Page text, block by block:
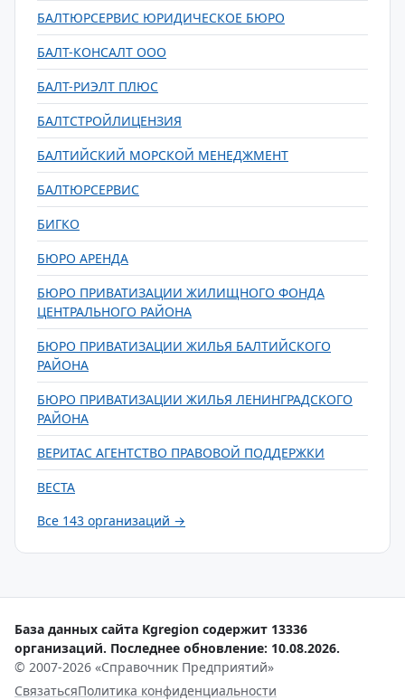
БАЛТЮРСЕРВИС ЮРИДИЧЕСКОЕ БЮРО
БАЛТ-КОНСАЛТ ООО
БАЛТ-РИЭЛТ ПЛЮС
БАЛТСТРОЙЛИЦЕНЗИЯ
БАЛТИЙСКИЙ МОРСКОЙ МЕНЕДЖМЕНТ
БАЛТЮРСЕРВИС
БИГКО
БЮРО АРЕНДА
БЮРО ПРИВАТИЗАЦИИ ЖИЛИЩНОГО ФОНДА
ЦЕНТРАЛЬНОГО РАЙОНА
БЮРО ПРИВАТИЗАЦИИ ЖИЛЬЯ БАЛТИЙСКОГО
РАЙОНА
БЮРО ПРИВАТИЗАЦИИ ЖИЛЬЯ ЛЕНИНГРАДСКОГО
РАЙОНА
ВЕРИТАС АГЕНТСТВО ПРАВОВОЙ ПОДДЕРЖКИ
ВЕСТА
Все 143 организаций →
База данных сайта Kgregion содержит 13336
организаций. Последнее обновление: 10.08.2026.
© 2007-2026 «Справочник Предприятий»
СвязатьсяПолитика конфиденциальности